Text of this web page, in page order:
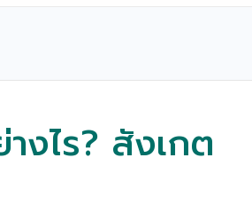
งไร? สังเกต